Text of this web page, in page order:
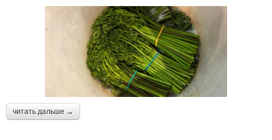
читать дальше →